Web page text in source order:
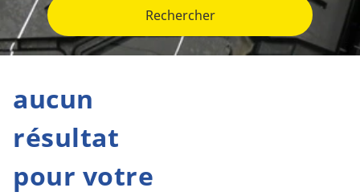
Rechercher
aucun
résultat
pour votre